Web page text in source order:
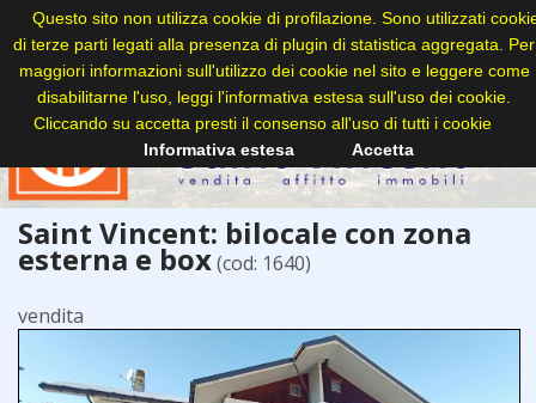
Saint Vincent: bilocale con zona
esterna e box(cod: 1640)
vendita
Questo sito non utilizza cookie di profilazione. Sono utilizzati
di terze parti legati alla presenza di plugin di statistica aggregata. Per
maggiori informazioni sull'utilizzo dei cookie nel sito e leggere come
disabilitarne l'uso, leggi l'informativa estesa sull'uso dei cookie.
Cliccando su accetta presti il consenso all'uso di tutti i cookie
Informativa estesa
Accetta